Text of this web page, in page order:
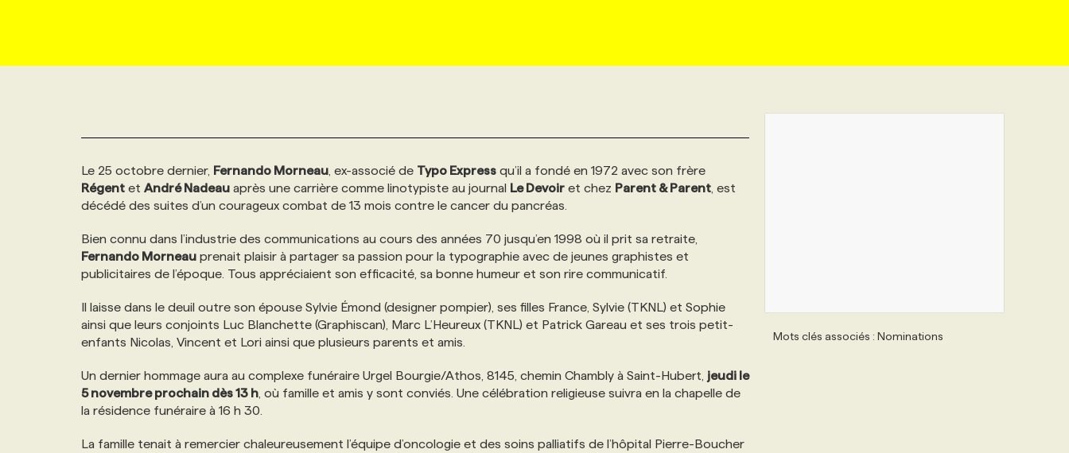
INITIATIVES NUMÉRIQUES
TENDANCES
MARKETING DURABLE
ÉVÉNEMENTIEL
NOS AUTEUR‧RICES
ANNONCEZ AVEC NOUS
PROFIL ENTREPRISE
ANNONCEZ AVEC NOUS
PROFIL CANDIDAT
ANNONCEZ AVEC NOUS
NOS PARCOURS DE FORMATIONS
NOS FORMATEUR‧RICES
POURQUOI CHOISIR NOS FORMATIONS
NOS TARIFS
SERVICE DE CHASSE DE TÊTE
NOS EXPERTISES
ANNONCEZ AVEC NOUS
Le 25 octobre dernier, Fernando Morneau , ex-associé de Typo Express qu’il a fondé en 1972 avec son frère
Régent et André Nadeau après une carrière comme linotypiste au journal Le Devoir et chez Parent & Parent , est
décédé des suites d’un courageux combat de 13 mois contre le cancer du pancréas.
Bien connu dans l’industrie des communications au cours des années 70 jusqu’en 1998 où il prit sa retraite,
Fernando Morneau prenait plaisir à partager sa passion pour la typographie avec de jeunes graphistes et
publicitaires de l’époque. Tous appréciaient son efficacité, sa bonne humeur et son rire communicatif.
Il laisse dans le deuil outre son épouse Sylvie Émond (designer pompier), ses filles France, Sylvie (TKNL) et Sophie
ainsi que leurs conjoints Luc Blanchette (Graphiscan), Marc L’Heureux (TKNL) et Patrick Gareau et ses trois petit-
enfants Nicolas, Vincent et Lori ainsi que plusieurs parents et amis.
Un dernier hommage aura au complexe funéraire Urgel Bourgie/Athos, 8145, chemin Chambly à Saint-Hubert, jeudi le
5 novembre prochain dès 13 h , où famille et amis y sont conviés. Une célébration religieuse suivra en la chapelle de
la résidence funéraire à 16 h 30.
La famille tenait à remercier chaleureusement l’équipe d’oncologie et des soins palliatifs de l’hôpital Pierre-Boucher
Mots clés associés : Nominations